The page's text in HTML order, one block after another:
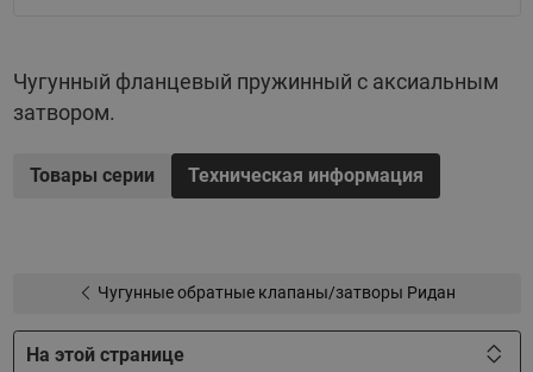
Чугунный фланцевый пружинный с аксиальным
затвором.
Товары серии Техническая информация
Чугунные обратные клапаны/затворы Ридан
На этой странице